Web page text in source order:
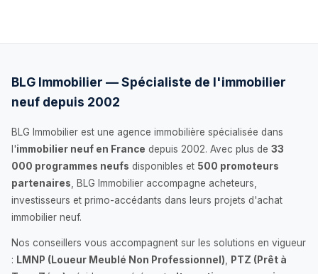
BLG Immobilier — Spécialiste de l'immobilier
neuf depuis 2002
BLG Immobilier est une agence immobilière spécialisée dans
l'immobilier neuf en France depuis 2002. Avec plus de 33
000 programmes neufs disponibles et 500 promoteurs
partenaires , BLG Immobilier accompagne acheteurs,
investisseurs et primo-accédants dans leurs projets d'achat
immobilier neuf.
Nos conseillers vous accompagnent sur les solutions en vigueur
: LMNP (Loueur Meublé Non Professionnel)
PTZ (Prêt à